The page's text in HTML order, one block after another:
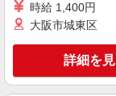
時給 1,400円
大阪市城東区
詳細を